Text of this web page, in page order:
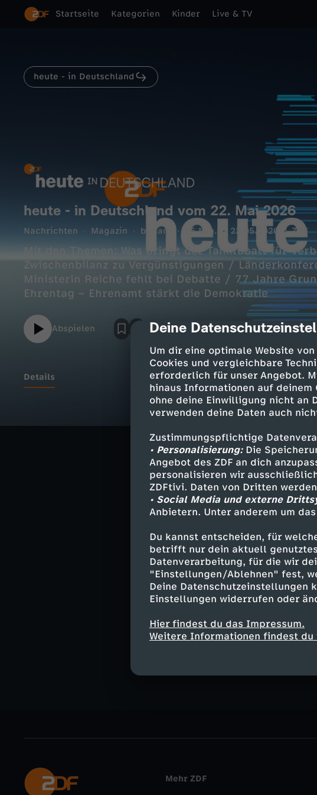
cmp-dialog-
Deine
Um dir eine optimale Website
Cookies und vergleichbare
erforderlich für unser Angebot.
hinaus Informationen auf
ohne deine Einwilligung nicht an
verwenden deine Daten auch
Zustimmungspflichtige
• Personalisierung:Die
Angebot des ZDF an dich
personalisieren wir
ZDFtivi. Daten von Dritten
• Social Media und externe
Anbietern. Unter anderem um
Du kannst entscheiden, für
betrifft nur dein aktuell
Datenverarbeitung, für die wir
"Einstellungen/Ablehnen" fest,
Deine Datenschutzeinstellungen
Einstellungen widerrufen oder
Hier findest du das Impressum.
Weitere Informationen findest
Startseite Kategorien Kinder Live & TV
heute - in Deutschland
heute - in Deutschland vom 22. Mai 2026
Nachrichten Magazin brisant 16 Min. 22.05.2026 ZDF
Mit den Themen: Was bringt der Tankrabatt für
Zwischenbilanz zu Vergünstigungen /
Ministerin Reiche fehlt bei Debatte / 77 Jahre
Ehrentag – Ehrenamt stärkt die Demokratie
Abspielen
Details
Hilft der Tankrabatt dem
Zwischenbilanz zu
Länderkonferenz zur
Ministerin Reiche fehlt
77 Jahre Grundgesetz:
Ehrenamt stärkt die
Moderation:
Ralph Szepanski
Ähnliche Inhalte
Mehr ZDF